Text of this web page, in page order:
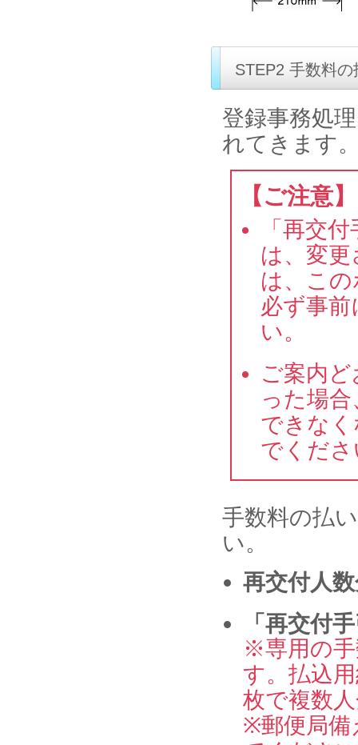
STEP2 手数料の
登録事務処
れてきます
【ご注意】
「再交
は、変
は、こ
必ず事
い。
ご案内
った場
できな
でくださ
手数料の払
い。
再交付人
「再交付
※専用の手
す。払込
枚で複数
※郵便局備